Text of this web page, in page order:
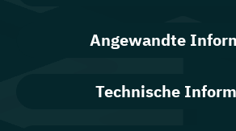
Angewandte
Technische